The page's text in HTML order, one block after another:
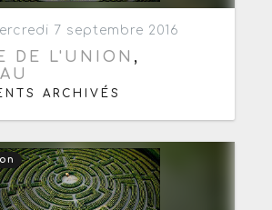
7 septembre 2016
DE L'UNION ,
ARCHIVÉS